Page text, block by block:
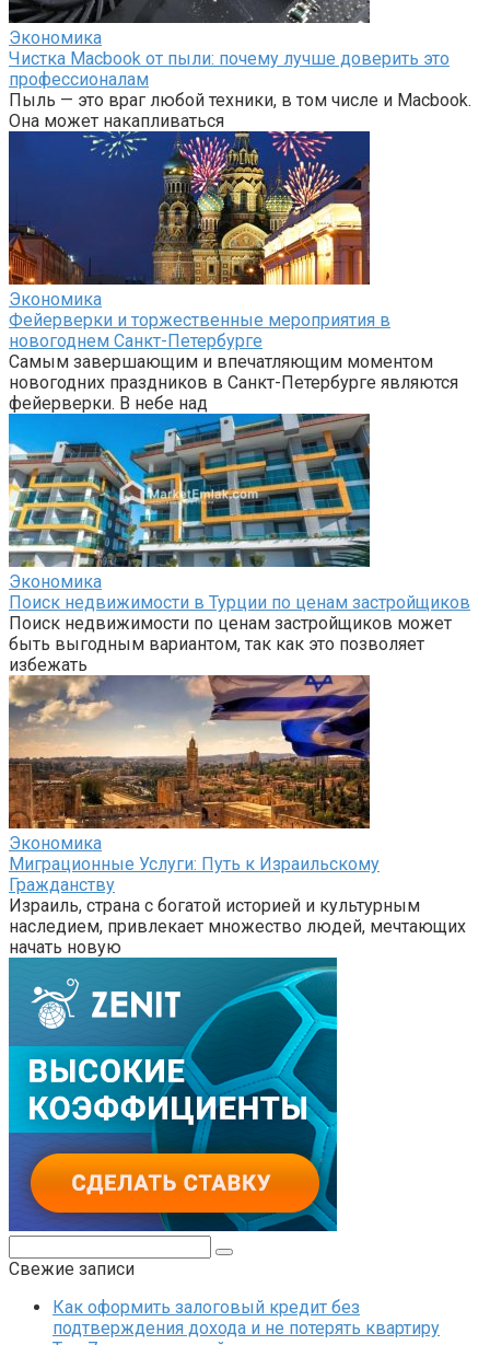
Экономика
Чистка Macbook от пыли: почему лучше доверить это
профессионалам
Пыль — это враг любой техники, в том числе и Macbook.
Она может накапливаться
Экономика
Фейерверки и торжественные мероприятия в
новогоднем Санкт-Петербурге
Самым завершающим и впечатляющим моментом
новогодних праздников в Санкт-Петербурге являются
фейерверки. В небе над
Экономика
Поиск недвижимости в Турции по ценам застройщиков
Поиск недвижимости по ценам застройщиков может
быть выгодным вариантом, так как это позволяет
избежать
Экономика
Миграционные Услуги: Путь к Израильскому
Гражданству
Израиль, страна с богатой историей и культурным
наследием, привлекает множество людей, мечтающих
начать новую
Свежие записи
Как оформить залоговый кредит без
подтверждения дохода и не потерять квартиру